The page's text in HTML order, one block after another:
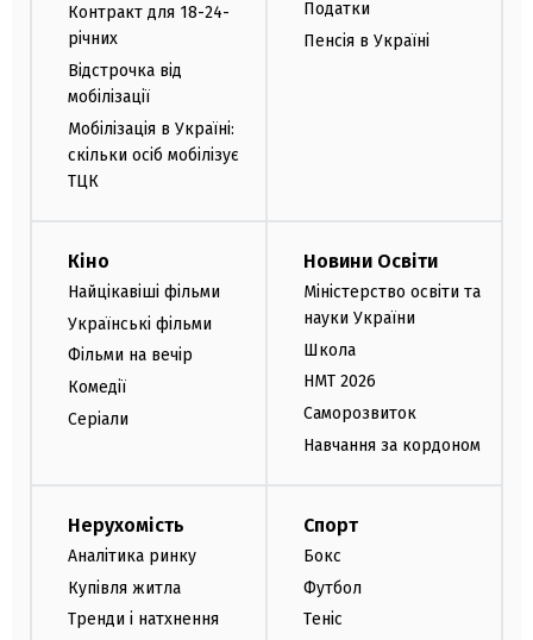
Контракт для 18-24-
річних
Відстрочка від
мобілізації
Мобілізація в Україні:
скільки осіб мобілізує
ТЦК
Податки
Пенсія в Україні
Кіно
Найцікавіші фільми
Українські фільми
Фільми на вечір
Комедії
Серіали
Новини Освіти
Міністерство освіти та
науки України
Школа
НМТ 2026
Саморозвиток
Навчання за кордоном
Нерухомість
Аналітика ринку
Купівля житла
Тренди і натхнення
Спорт
Бокс
Футбол
Теніс